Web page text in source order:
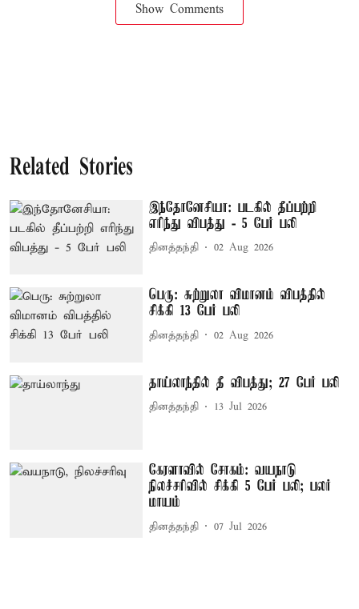
Show Comments
Related Stories
இந்தோனேசியா: படகில் தீப்பற்றி
எரிந்து விபத்து - 5 பேர் பலி
தினத்தந்தி 02 Aug 2026
பெரு: சுற்றுலா விமானம் விபத்தில்
சிக்கி 13 பேர் பலி
தினத்தந்தி 02 Aug 2026
தாய்லாந்தில் தீ விபத்து; 27 பேர் பலி
தினத்தந்தி 13 Jul 2026
கேரளாவில் சோகம்: வயநாடு
நிலச்சரிவில் சிக்கி 5 பேர் பலி; பலர்
மாயம்
தினத்தந்தி 07 Jul 2026